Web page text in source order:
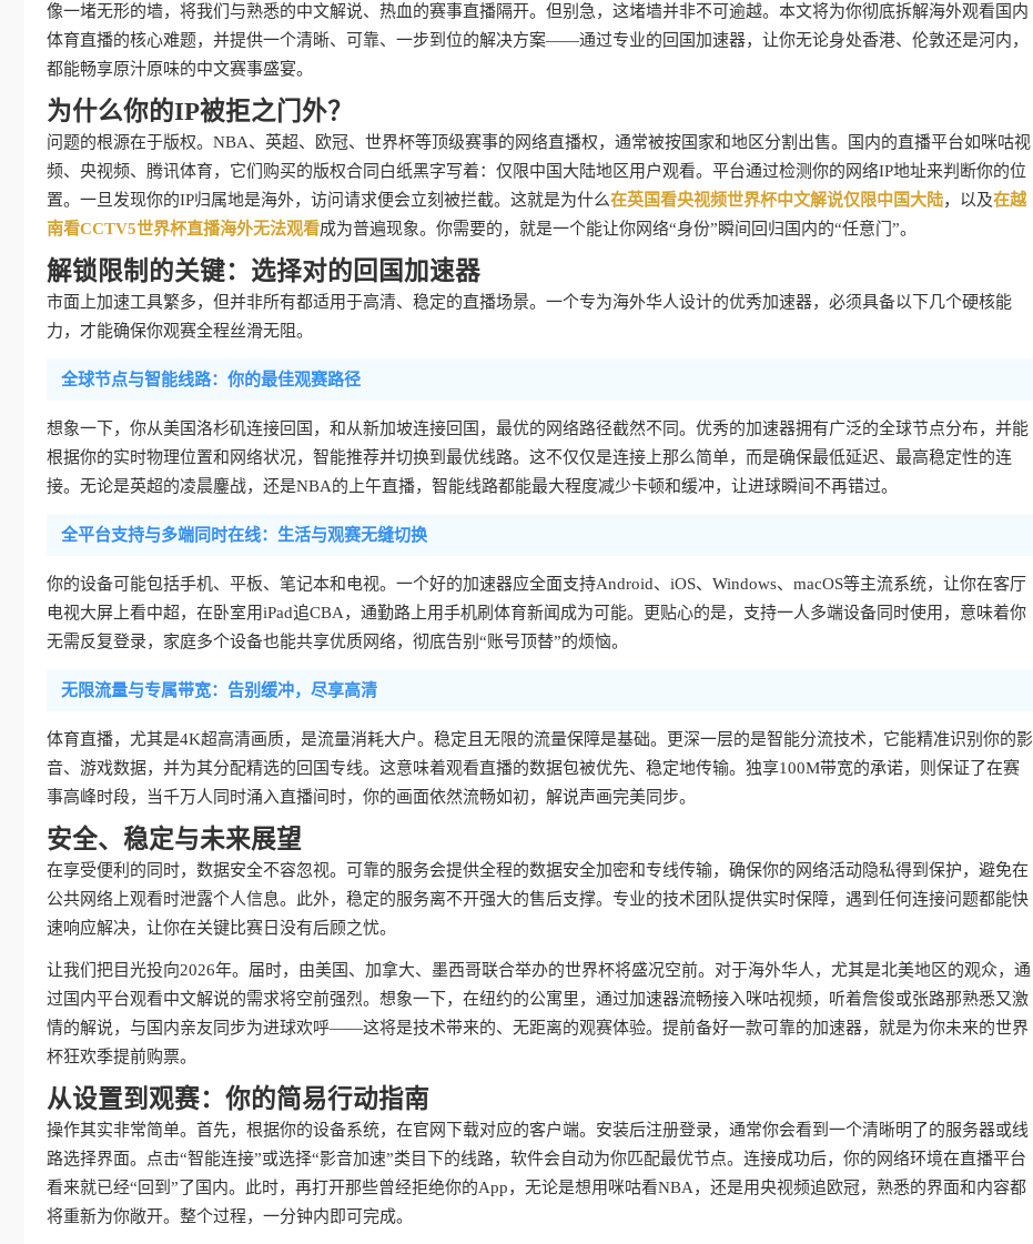
像一堵无形的墙，将我们与熟悉的中文解说、热血的赛事直播隔开。但别急，这堵墙并非不可逾越。本文将为你彻底拆解海外观看国内
体育直播的核心难题，并提供一个清晰、可靠、一步到位的解决方案——通过专业的回国加速器，让你无论身处香港、伦敦还是河内，
都能畅享原汁原味的中文赛事盛宴。
为什么你的IP被拒之门外？
问题的根源在于版权。NBA、英超、欧冠、世界杯等顶级赛事的网络直播权，通常被按国家和地区分割出售。国内的直播平台如咪咕视
频、央视频、腾讯体育，它们购买的版权合同白纸黑字写着：仅限中国大陆地区用户观看。平台通过检测你的网络IP地址来判断你的位
置。一旦发现你的IP归属地是海外，访问请求便会立刻被拦截。这就是为什么在英国看央视频世界杯中文解说仅限中国大陆，以及在越
南看CCTV5世界杯直播海外无法观看成为普遍现象。你需要的，就是一个能让你网络“身份”瞬间回归国内的“任意门”。
解锁限制的关键：选择对的回国加速器
市面上加速工具繁多，但并非所有都适用于高清、稳定的直播场景。一个专为海外华人设计的优秀加速器，必须具备以下几个硬核能
力，才能确保你观赛全程丝滑无阻。
全球节点与智能线路：你的最佳观赛路径
想象一下，你从美国洛杉矶连接回国，和从新加坡连接回国，最优的网络路径截然不同。优秀的加速器拥有广泛的全球节点分布，并能
根据你的实时物理位置和网络状况，智能推荐并切换到最优线路。这不仅仅是连接上那么简单，而是确保最低延迟、最高稳定性的连
接。无论是英超的凌晨鏖战，还是NBA的上午直播，智能线路都能最大程度减少卡顿和缓冲，让进球瞬间不再错过。
全平台支持与多端同时在线：生活与观赛无缝切换
你的设备可能包括手机、平板、笔记本和电视。一个好的加速器应全面支持Android、iOS、Windows、macOS等主流系统，让你在客厅
电视大屏上看中超，在卧室用iPad追CBA，通勤路上用手机刷体育新闻成为可能。更贴心的是，支持一人多端设备同时使用，意味着你
无需反复登录，家庭多个设备也能共享优质网络，彻底告别“账号顶替”的烦恼。
无限流量与专属带宽：告别缓冲，尽享高清
体育直播，尤其是4K超高清画质，是流量消耗大户。稳定且无限的流量保障是基础。更深一层的是智能分流技术，它能精准识别你的影
音、游戏数据，并为其分配精选的回国专线。这意味着观看直播的数据包被优先、稳定地传输。独享100M带宽的承诺，则保证了在赛
事高峰时段，当千万人同时涌入直播间时，你的画面依然流畅如初，解说声画完美同步。
安全、稳定与未来展望
在享受便利的同时，数据安全不容忽视。可靠的服务会提供全程的数据安全加密和专线传输，确保你的网络活动隐私得到保护，避免在
公共网络上观看时泄露个人信息。此外，稳定的服务离不开强大的售后支撑。专业的技术团队提供实时保障，遇到任何连接问题都能快
速响应解决，让你在关键比赛日没有后顾之忧。
让我们把目光投向2026年。届时，由美国、加拿大、墨西哥联合举办的世界杯将盛况空前。对于海外华人，尤其是北美地区的观众，通
过国内平台观看中文解说的需求将空前强烈。想象一下，在纽约的公寓里，通过加速器流畅接入咪咕视频，听着詹俊或张路那熟悉又激
情的解说，与国内亲友同步为进球欢呼——这将是技术带来的、无距离的观赛体验。提前备好一款可靠的加速器，就是为你未来的世界
杯狂欢季提前购票。
从设置到观赛：你的简易行动指南
操作其实非常简单。首先，根据你的设备系统，在官网下载对应的客户端。安装后注册登录，通常你会看到一个清晰明了的服务器或线
路选择界面。点击“智能连接”或选择“影音加速”类目下的线路，软件会自动为你匹配最优节点。连接成功后，你的网络环境在直播平台
看来就已经“回到”了国内。此时，再打开那些曾经拒绝你的App，无论是想用咪咕看NBA，还是用央视频追欧冠，熟悉的界面和内容都
将重新为你敞开。整个过程，一分钟内即可完成。